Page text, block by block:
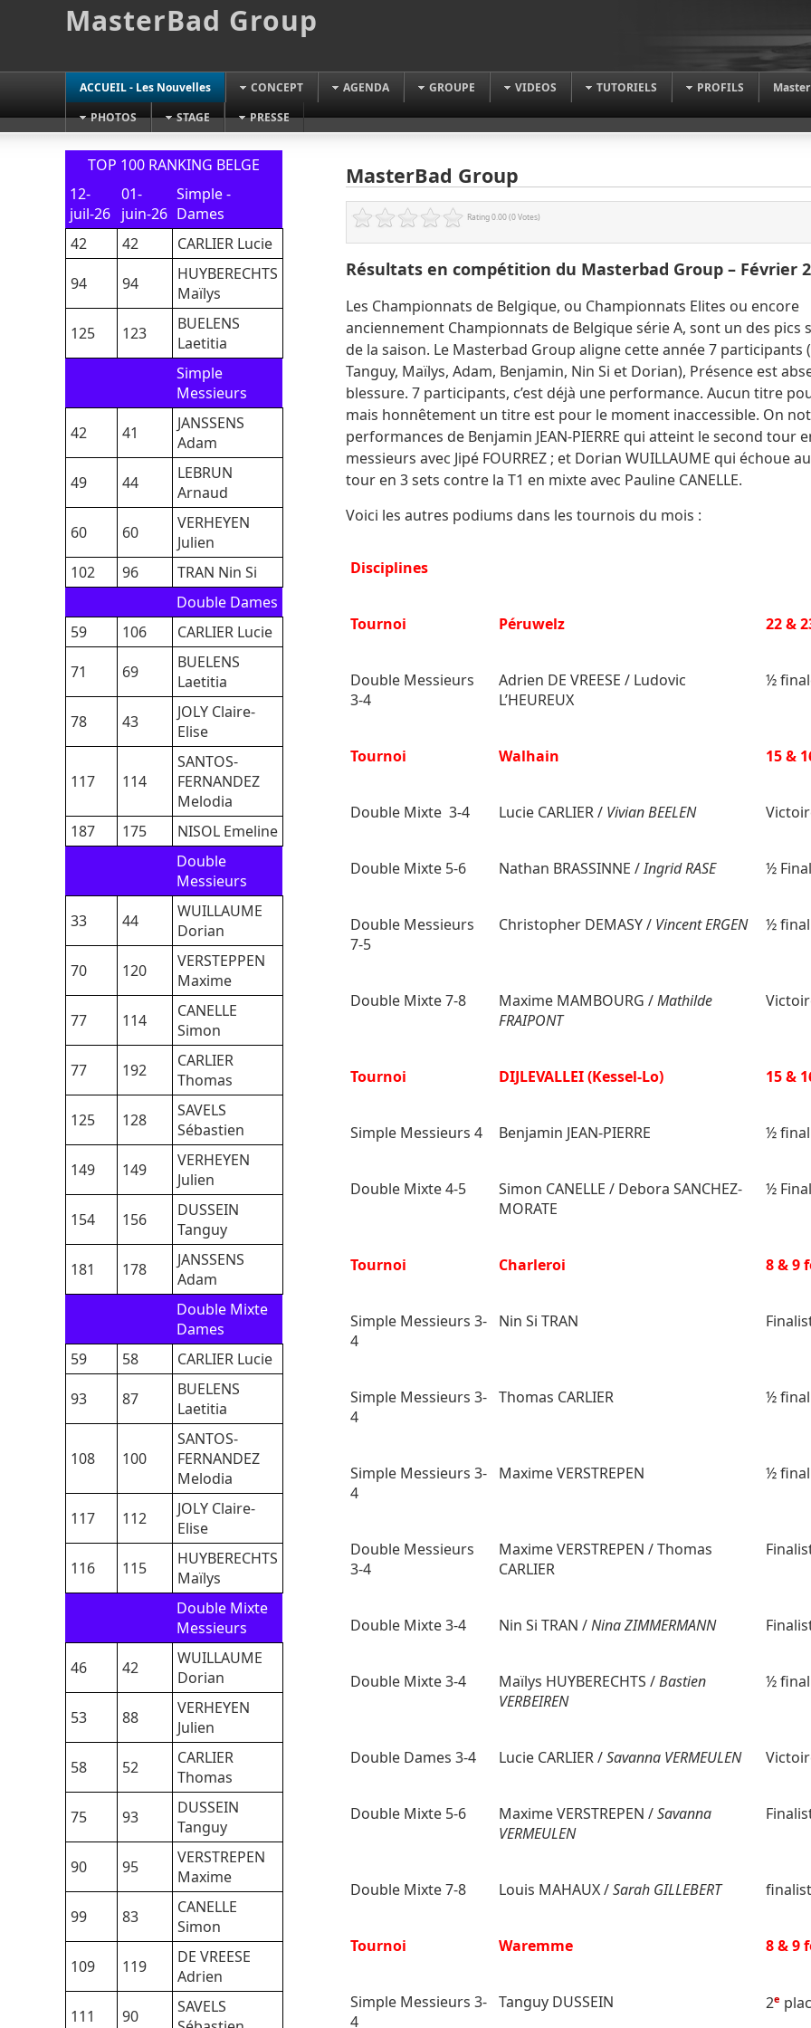
MasterBad Group
ACCUEIL - Les Nouvelles CONCEPT AGENDA GROUPE VIDEOS TUTORIELS PROFILS
PHOTOS
STAGE PRESSE
MasterBad Group
Rating 0.00 (0 Votes)
Résultats en compétition du Masterbad Group – Février
Les Championnats de Belgique, ou Championnats Elites ou encore
anciennement Championnats de Belgique série A, sont un des pics
de la saison. Le Masterbad Group aligne cette année 7 participants
Tanguy, Maïlys, Adam, Benjamin, Nin Si et Dorian), Présence est
blessure. 7 participants, c’est déjà une performance. Aucun titre
mais honnêtement un titre est pour le moment inaccessible. On
performances de Benjamin JEAN-PIERRE qui atteint le second tour
messieurs avec Jipé FOURREZ ; et Dorian WUILLAUME qui échoue
tour en 3 sets contre la T1 en mixte avec Pauline CANELLE.
Voici les autres podiums dans les tournois du mois :
Disciplines
Tournoi Péruwelz 22 &
Double Messieurs
3-4
Adrien DE VREESE / Ludovic
L’HEUREUX
½
Tournoi Walhain 15 &
Double Mixte 3-4 Lucie CARLIER / Vivian BEELEN
Double Mixte 5-6 Nathan BRASSINNE /Ingrid RASE ½
Double Messieurs
7-5
Christopher DEMASY / Vincent ERGEN ½
Double Mixte 7-8 Maxime MAMBOURG /Mathilde
FRAIPONT
Tournoi DIJLEVALLEI (Kessel-Lo) 15 &
Simple Messieurs 4 Benjamin JEAN-PIERRE ½
Double Mixte 4-5
Simon CANELLE / Debora SANCHEZ-
MORATE
½
Tournoi Charleroi 8 & 9
Simple Messieurs 3-
4
Nin Si TRAN
Simple Messieurs 3-
4
Thomas CARLIER ½
Simple Messieurs 3-
4
Maxime VERSTREPEN ½
Double Messieurs
3-4
Maxime VERSTREPEN / Thomas
CARLIER
Double Mixte 3-4 Nin Si TRAN /Nina ZIMMERMANN
Double Mixte 3-4 Maïlys HUYBERECHTS /Bastien
VERBEIREN
½
Double Dames 3-4 Lucie CARLIER /Savanna VERMEULEN
Double Mixte 5-6 Maxime VERSTREPEN /Savanna
VERMEULEN
Double Mixte 7-8 Louis MAHAUX /Sarah GILLEBERT
Tournoi Waremme 8 & 9
Simple Messieurs 3-
4
Tanguy DUSSEIN 2e
TOP 100 RANKING BELGE
12-
juil-26
01-
juin-26
Simple -
Dames
42
42
CARLIER Lucie
94
94
HUYBERECHTS
Maïlys
125
123
BUELENS
Laetitia
Simple
Messieurs
42
41
JANSSENS
Adam
49
44
LEBRUN
Arnaud
60
60
VERHEYEN
Julien
102
96
TRAN Nin Si
Double Dames
59
106
CARLIER Lucie
71
69
BUELENS
Laetitia
78
43
JOLY Claire-
Elise
117 114
SANTOS-
FERNANDEZ
Melodia
187
175
NISOL Emeline
Double
Messieurs
33
44
WUILLAUME
Dorian
70
120
VERSTEPPEN
Maxime
77
114
CANELLE
Simon
77
192
CARLIER
Thomas
125
128
SAVELS
Sébastien
149
149
VERHEYEN
Julien
154
156
DUSSEIN
Tanguy
181
178
JANSSENS
Adam
Double Mixte
Dames
59
58
CARLIER Lucie
93
87
BUELENS
Laetitia
108 100
SANTOS-
FERNANDEZ
Melodia
117
112
JOLY Claire-
Elise
116
115
HUYBERECHTS
Maïlys
Double Mixte
Messieurs
46
42
WUILLAUME
Dorian
53
88
VERHEYEN
Julien
58
52
CARLIER
Thomas
75
93
DUSSEIN
Tanguy
90
95
VERSTREPEN
Maxime
99
83
CANELLE
Simon
109
119
DE VREESE
Adrien
111
90
SAVELS